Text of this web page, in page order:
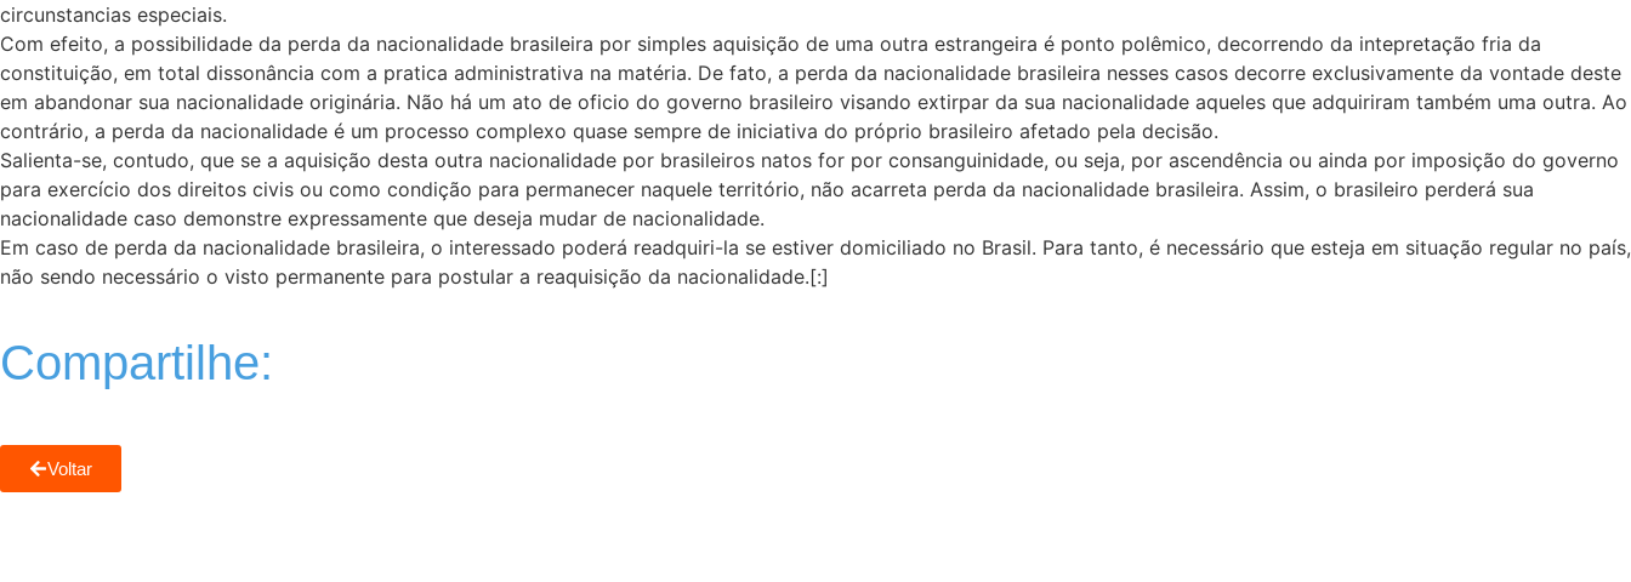
circunstancias especiais.
Com efeito, a possibilidade da perda da nacionalidade brasileira por simples aquisição de uma outra estrangeira é ponto polêmico, decorrendo da intepretação fria da
constituição, em total dissonância com a pratica administrativa na matéria. De fato, a perda da nacionalidade brasileira nesses casos decorre exclusivamente da vontade deste
em abandonar sua nacionalidade originária. Não há um ato de oficio do governo brasileiro visando extirpar da sua nacionalidade aqueles que adquiriram também uma outra. Ao
contrário, a perda da nacionalidade é um processo complexo quase sempre de iniciativa do próprio brasileiro afetado pela decisão.
Salienta-se, contudo, que se a aquisição desta outra nacionalidade por brasileiros natos for por consanguinidade, ou seja, por ascendência ou ainda por imposição do governo
para exercício dos direitos civis ou como condição para permanecer naquele território, não acarreta perda da nacionalidade brasileira. Assim, o brasileiro perderá sua
nacionalidade caso demonstre expressamente que deseja mudar de nacionalidade.
Em caso de perda da nacionalidade brasileira, o interessado poderá readquiri-la se estiver domiciliado no Brasil. Para tanto, é necessário que esteja em situação regular no país,
não sendo necessário o visto permanente para postular a reaquisição da nacionalidade.[:]
Compartilhe:
Voltar